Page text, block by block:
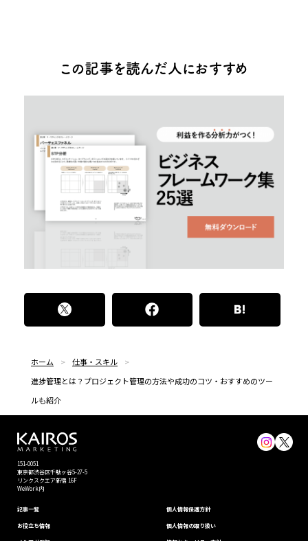
この記事を読んだ人におすすめ
ホーム
仕事・スキル
進捗管理とは？プロジェクト管理の方法や成功のコツ・おすすめのツー
ルも紹介
151-0051
東京都渋⾕区千駄ヶ谷5-27-5
リンクスクエア新宿 16F
WeWork内
記事一覧
お役立ち情報
個⼈情報保護⽅針
個人情報の取り扱い